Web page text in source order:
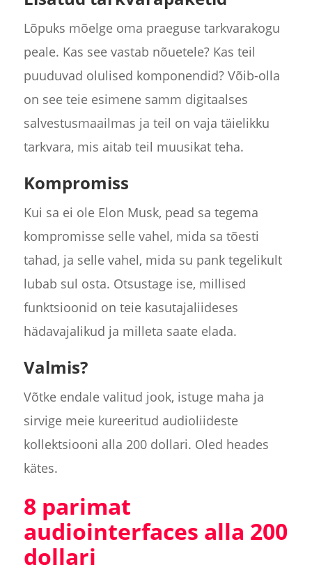
Lõpuks mõelge oma praeguse tarkvarakogu
peale. Kas see vastab nõuetele? Kas teil
puuduvad olulised komponendid? Võib-olla
on see teie esimene samm digitaalses
salvestusmaailmas ja teil on vaja täielikku
tarkvara, mis aitab teil muusikat teha.
Kompromiss
Kui sa ei ole Elon Musk, pead sa tegema
kompromisse selle vahel, mida sa tõesti
tahad, ja selle vahel, mida su pank tegelikult
lubab sul osta. Otsustage ise, millised
funktsioonid on teie kasutajaliideses
hädavajalikud ja milleta saate elada.
Valmis?
Võtke endale valitud jook, istuge maha ja
sirvige meie kureeritud audioliideste
kollektsiooni alla 200 dollari. Oled heades
kätes.
8 parimat
audiointerfaces alla 200
dollari